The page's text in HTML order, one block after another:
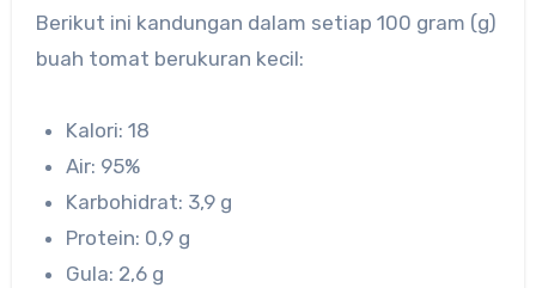
Berikut ini kandungan dalam setiap 100 gram (g)
buah tomat berukuran kecil:
Kalori: 18
Air: 95%
Karbohidrat: 3,9 g
Protein: 0,9 g
Gula: 2,6 g